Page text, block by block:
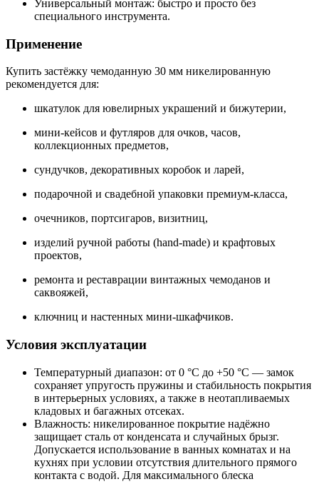
Универсальный монтаж: быстро и просто без
специального инструмента.
Применение
Купить застёжку чемоданную 30 мм никелированную
рекомендуется для:
шкатулок для ювелирных украшений и бижутерии,
мини-кейсов и футляров для очков, часов,
коллекционных предметов,
сундучков, декоративных коробок и ларей,
подарочной и свадебной упаковки премиум-класса,
очечников, портсигаров, визитниц,
изделий ручной работы (hand-made) и крафтовых
проектов,
ремонта и реставрации винтажных чемоданов и
саквояжей,
ключниц и настенных мини-шкафчиков.
Условия эксплуатации
Температурный диапазон: от 0 °C до +50 °C — замок
сохраняет упругость пружины и стабильность покрытия
в интерьерных условиях, а также в неотапливаемых
кладовых и багажных отсеках.
Влажность: никелированное покрытие надёжно
защищает сталь от конденсата и случайных брызг.
Допускается использование в ванных комнатах и на
кухнях при условии отсутствия длительного прямого
контакта с водой. Для максимального блеска